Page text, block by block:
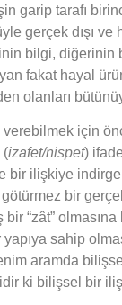
garip tarafı
gerçek dışı ve
bilgi, diğerinin
fakat hayal
olanları
için
(izafet/nispet)
bir ilişkiye
bir
bir “zât”
sahip
aramda
ki bilişsel bir